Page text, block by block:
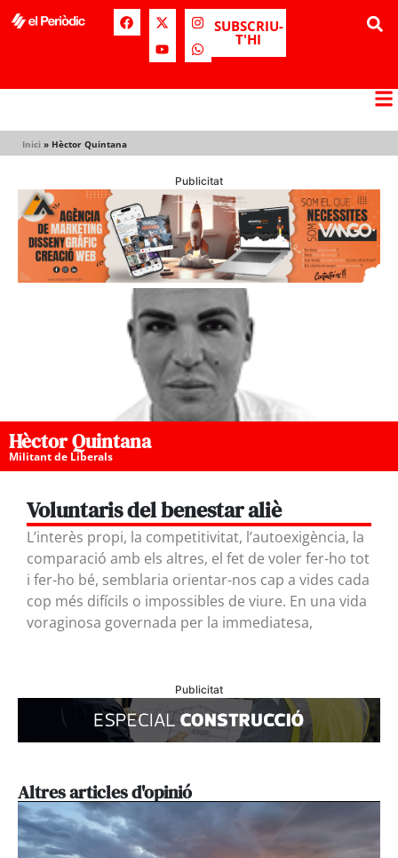
SUBSCRIU-
T'HI
Inici » Hèctor Quintana
Publicitat
Hèctor Quintana
Militant de Liberals
Voluntaris del benestar aliè
L’interès propi, la competitivitat, l’autoexigència, la
comparació amb els altres, el fet de voler fer-ho tot
i fer-ho bé, semblaria orientar-nos cap a vides cada
cop més difícils o impossibles de viure. En una vida
voraginosa governada per la immediatesa,
Publicitat
Altres articles d'opinió